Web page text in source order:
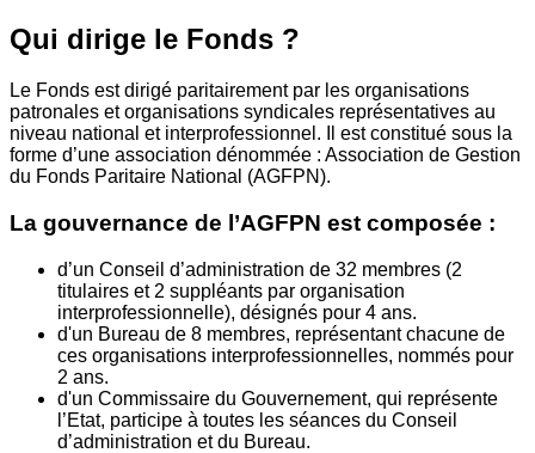
Qui dirige le Fonds ?
Le Fonds est dirigé paritairement par les organisations
patronales et organisations syndicales représentatives au
niveau national et interprofessionnel. Il est constitué sous la
forme d’une association dénommée : Association de Gestion
du Fonds Paritaire National (AGFPN).
La gouvernance de l’AGFPN est composée :
d’un Conseil d’administration de 32 membres (2
titulaires et 2 suppléants par organisation
interprofessionnelle), désignés pour 4 ans.
d'un Bureau de 8 membres, représentant chacune de
ces organisations interprofessionnelles, nommés pour
2 ans.
d'un Commissaire du Gouvernement, qui représente
l’Etat, participe à toutes les séances du Conseil
d’administration et du Bureau.